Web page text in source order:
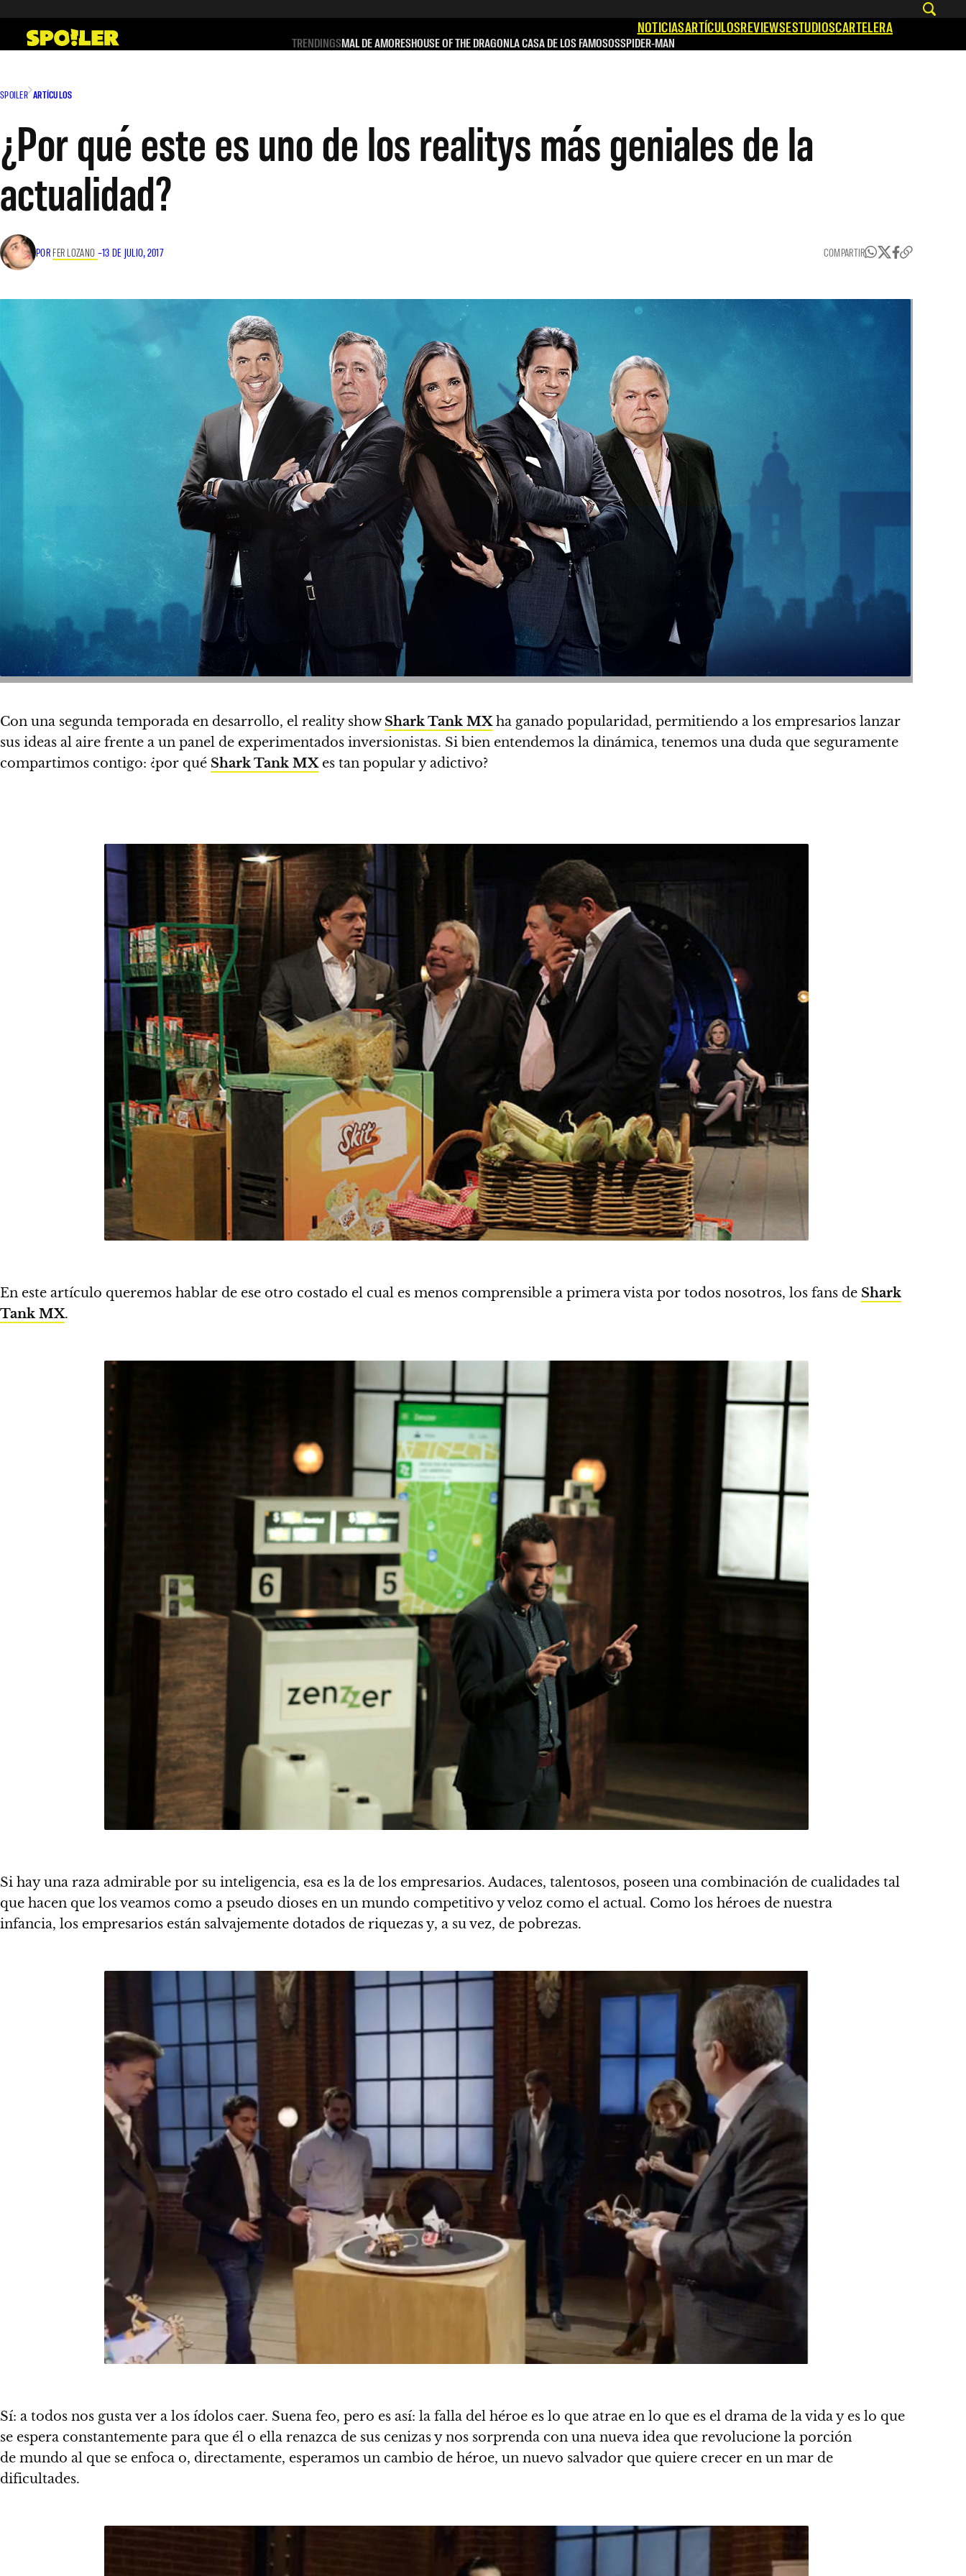
contenido
NOTICIASARTÍCULOSREVIEWSESTUDIOSCARTELERA
TRENDINGSMAL DE AMORESHOUSE OF THE DRAGONLA CASA DE LOS FAMOSOSSPIDER-MAN
SPOILER ARTÍCULOS
¿Por qué este es uno de los realitys más geniales de la
actualidad?
POR FER LOZANO –13 DE JULIO, 2017 COMPARTIR
Con una segunda temporada en desarrollo, el reality show Shark Tank MXha ganado popularidad, permitiendo a los empresarios lanzar
sus ideas al aire frente a un panel de experimentados inversionistas. Si bien entendemos la dinámica, tenemos una duda que seguramente
compartimos contigo: ¿por qué Shark Tank MXes tan popular y adictivo?
En este artículo queremos hablar de ese otro costado el cual es menos comprensible a primera vista por todos nosotros, los fans de Shark
Tank MX.
Si hay una raza admirable por su inteligencia, esa es la de los empresarios. Audaces, talentosos, poseen una combinación de cualidades tal
que hacen que los veamos como a pseudo dioses en un mundo competitivo y veloz como el actual. Como los héroes de nuestra
infancia, los empresarios están salvajemente dotados de riquezas y, a su vez, de pobrezas.
Sí: a todos nos gusta ver a los ídolos caer. Suena feo, pero es así: la falla del héroe es lo que atrae en lo que es el drama de la vida y es lo que
se espera constantemente para que él o ella renazca de sus cenizas y nos sorprenda con una nueva idea que revolucione la porción
de mundo al que se enfoca o, directamente, esperamos un cambio de héroe, un nuevo salvador que quiere crecer en un mar de
dificultades.